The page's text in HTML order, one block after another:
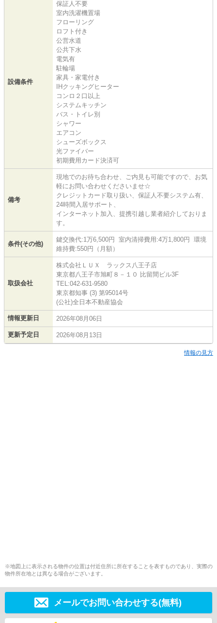
設備条件
保証人不要
室内洗濯機置場
フローリング
ロフト付き
公営水道
公共下水
電気有
駐輪場
家具・家電付き
IHクッキングヒーター
コンロ２口以上
システムキッチン
バス・トイレ別
シャワー
エアコン
シューズボックス
光ファイバー
初期費用カード決済可
備考
現地でのお待ち合わせ、ご内見も可能ですので、お気
軽にお問い合わせくださいませ☆
クレジットカード取り扱い、保証人不要システム有、
24時間入居サポート、
インターネット加入、提携引越し業者紹介しておりま
す。
条件(その他)
鍵交換代:1万6,500円 室内清掃費用:4万1,800円 環境
維持費:550円（月額）
取扱会社
株式会社ＬＵＸ ラックス八王子店
東京都八王子市旭町８－１０ 比留間ビル3F
TEL:042-631-9580
東京都知事 (3) 第95014号
(公社)全日本不動産協会
情報更新日 2026年08月06日
更新予定日 2026年08月13日
情報の見方
※地図上に表示される物件の位置は付近住所に所在することを表すものであり、実際の
物件所在地とは異なる場合がございます。
メールでお問い合わせする(無料)